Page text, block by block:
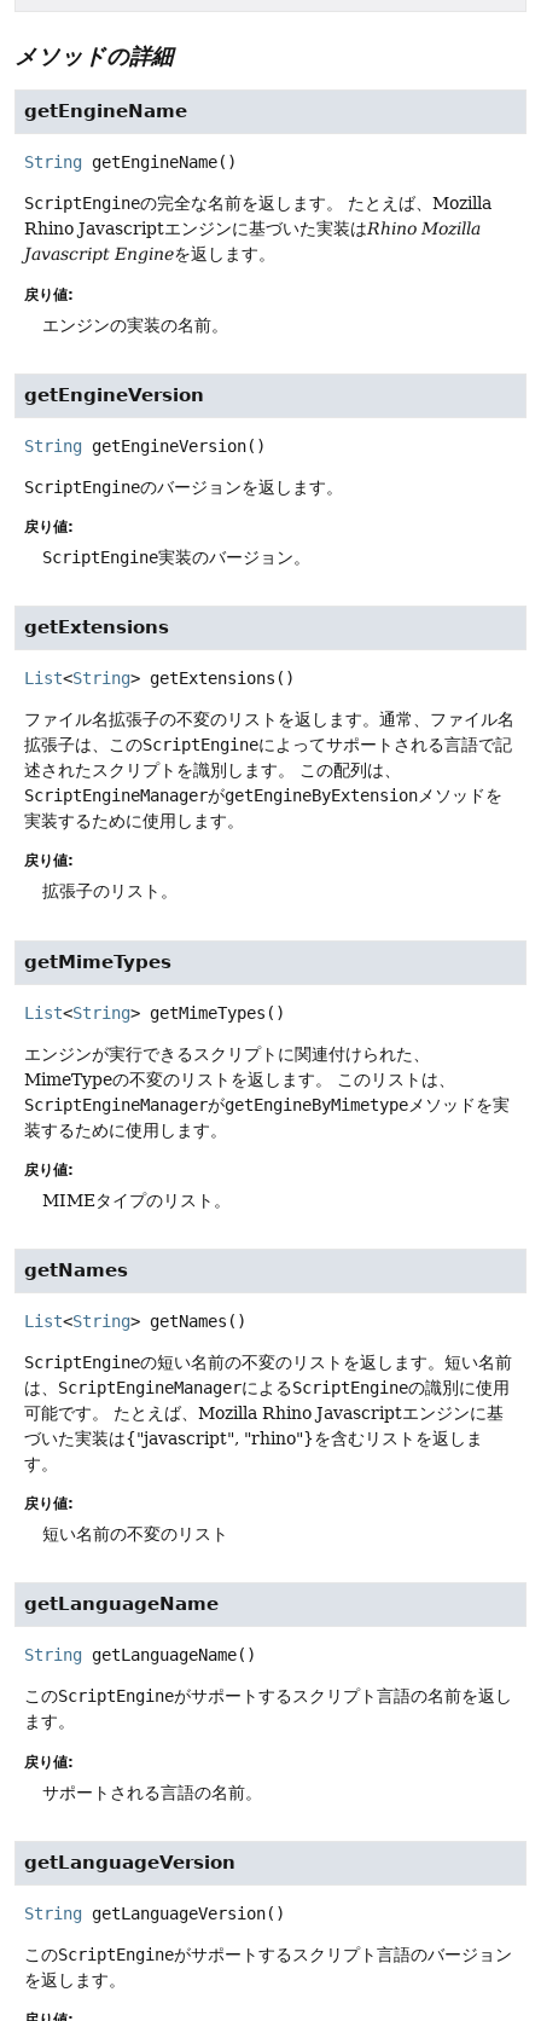
メソッドの詳細
getEngineName
String getEngineName()
ScriptEngineの完全な名前を返します。
たとえば、Mozilla
Rhino Javascriptエンジンに基づいた実装はRhino Mozilla
Javascript Engineを返します。
戻り値:
エンジンの実装の名前。
getEngineVersion
String getEngineVersion()
ScriptEngineのバージョンを返します。
戻り値:
ScriptEngine実装のバージョン。
getExtensions
List<String> getExtensions ()
ファイル名拡張子の不変のリストを返します。通常、ファイル名
拡張子は、このScriptEngineによってサポートされる言語で記
述されたスクリプトを識別します。
この配列は、
ScriptEngineManagerがgetEngineByExtensionメソッドを
実装するために使用します。
戻り値:
拡張子のリスト。
getMimeTypes
List<String> getMimeTypes ()
エンジンが実行できるスクリプトに関連付けられた、
MimeTypeの不変のリストを返します。
このリストは、
ScriptEngineManagerがgetEngineByMimetype メソッドを実
装するために使用します。
戻り値:
MIMEタイプのリスト。
getNames
List<String> getNames ()
ScriptEngineの短い名前の不変のリストを返します。短い名前
は、 ScriptEngineManagerによるScriptEngineの識別に使用
可能です。
たとえば、Mozilla Rhino Javascriptエンジンに基
づいた実装は{"javascript", "rhino"}を含むリストを返しま
す。
戻り値:
短い名前の不変のリスト
getLanguageName
String getLanguageName()
このScriptEngineがサポートするスクリプト言語の名前を返し
ます。
戻り値:
サポートされる言語の名前。
getLanguageVersion
String getLanguageVersion()
このScriptEngineがサポートするスクリプト言語のバージョン
を返します。